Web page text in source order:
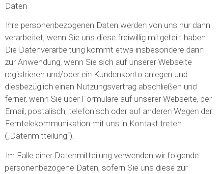
Daten
Ihre personenbezogenen Daten werden von uns nur dann
verarbeitet, wenn Sie uns diese freiwillig mitgeteilt haben.
Die Datenverarbeitung kommt etwa insbesondere dann
zur Anwendung, wenn Sie sich auf unserer Webseite
registrieren und/oder ein Kundenkonto anlegen und
diesbezüglich einen Nutzungsvertrag abschließen und
ferner, wenn Sie über Formulare auf unserer Webseite, per
Email, postalisch, telefonisch oder auf anderen Wegen der
Ferntelekommunikation mit uns in Kontakt treten
(„Datenmitteilung“).
Im Falle einer Datenmitteilung verwenden wir folgende
personenbezogene Daten, sofern Sie uns diese zur